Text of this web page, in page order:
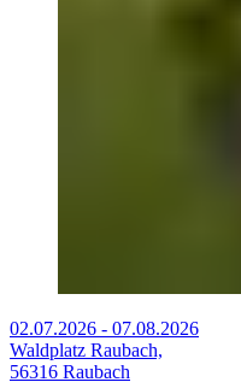
02.07.2026 - 07.08.2026
Waldplatz Raubach,
56316 Raubach